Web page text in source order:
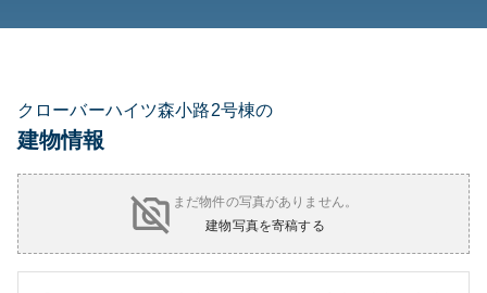
クローバーハイツ森小路2号棟の
建物情報
まだ物件の写真がありません。
建物写真を寄稿する